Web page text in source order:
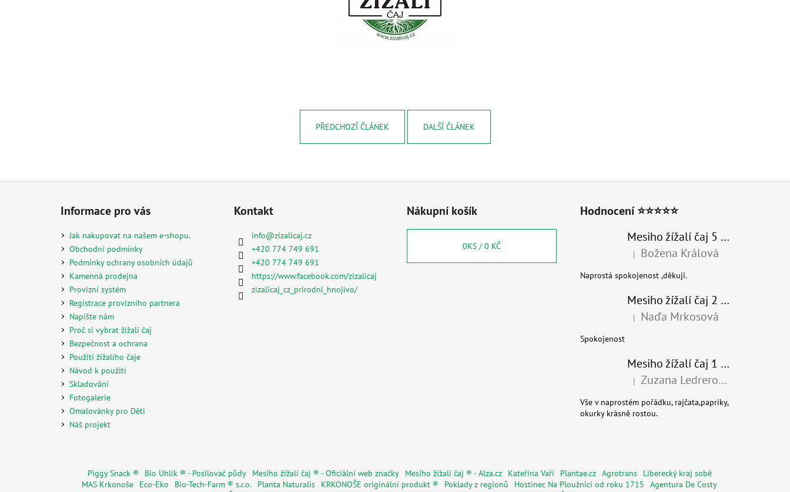
PŘEDCHOZÍ ČLÁNEK DALŠÍ ČLÁNEK
Informace pro vás
Jak nakupovat na našem e-shopu.
Obchodní podmínky
Podmínky ochrany osobních údajů
Kamenná prodejna
Provizní systém
Registrace provizního partnera
Napište nám
Proč si vybrat žížalí čaj
Bezpečnost a ochrana
Použití žížalího čaje
Návod k použití
Skladování
Fotogalerie
Omalovánky pro Děti
Náš projekt
Kontakt
info@zizalicaj.cz
+420 774 749 691
+420 774 749 691
https://www.facebook.com/zizalicaj
zizalicaj_cz_prirodni_hnojivo/
Nákupní košík
0KS /0 KČ
Hodnocení ⭐⭐⭐⭐⭐
Mesiho žížalí čaj 5 l - Přírodní organické hnojivo 100% nature
Hodnocení produktu je 5 z 5 hvězdiček.
| Božena Králová
Naprostá spokojenost ,děkuji.
Mesiho žížalí čaj 2 l - Přírodní organické hnojivo 100% nature - recyklovaný obal
Hodnocení produktu je 5 z 5 hvězdiček.
| Naďa Mrkosová
Spokojenost
Mesiho žížalí čaj 1 l - Univerzální organické hnojivo
Hodnocení produktu je 5 z 5 hvězdiček.
| Zuzana Ledrerová
Vše v naprostém pořádku, rajčata,papriky,
okurky krásně rostou.
Piggy Snack ® Bio Uhlík ® - Posilovač půdy Mesiho žížalí čaj ® - Oficiální web značky Mesiho žížalí čaj ® - Alza.cz Kateřina Vaří Plantae.cz Agrotrans
Liberecký kraj sobě
MAS Krkonoše
Eco-Eko Bio-Tech-Farm ® s.r.o. Planta Naturalis KRKONOŠE originální produkt ® Poklady z regionů Hostinec Na Ploužnici od roku 1715
Agentura De Costy